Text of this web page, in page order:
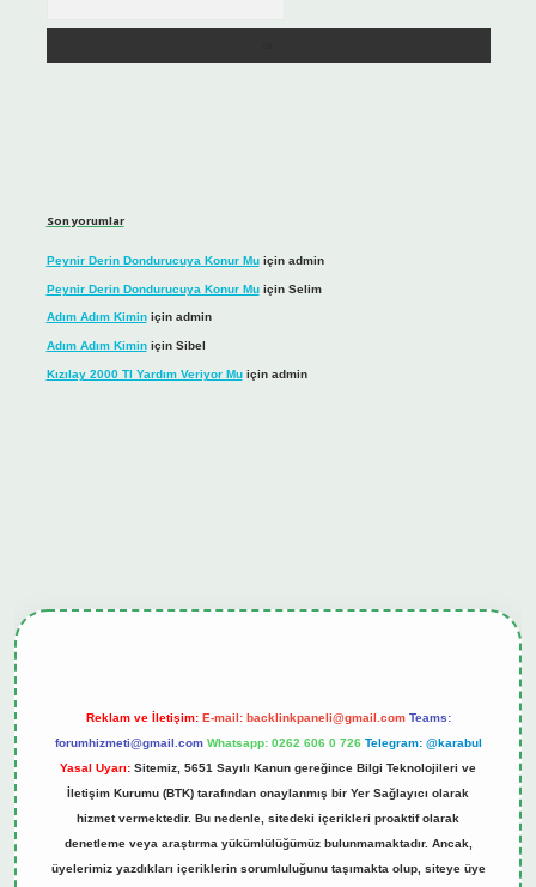
Son yorumlar
Peynir Derin Dondurucuya Konur Muiçin admin
Peynir Derin Dondurucuya Konur Muiçin Selim
Adım Adım Kiminiçin admin
Adım Adım Kiminiçin Sibel
Kızılay 2000 Tl Yardım Veriyor Muiçin admin
Reklam ve İletişim: E-mail: backlinkpaneli@gmail.com Teams:
forumhizmeti@gmail.com Whatsapp: 0262 606 0 726 Telegram: @karabul
Yasal Uyarı: Sitemiz, 5651 Sayılı Kanun gereğince Bilgi Teknolojileri ve
İletişim Kurumu (BTK) tarafından onaylanmış bir Yer Sağlayıcı olarak
hizmet vermektedir. Bu nedenle, sitedeki içerikleri proaktif olarak
denetleme veya araştırma yükümlülüğümüz bulunmamaktadır. Ancak,
üyelerimiz yazdıkları içeriklerin sorumluluğunu taşımakta olup, siteye üye